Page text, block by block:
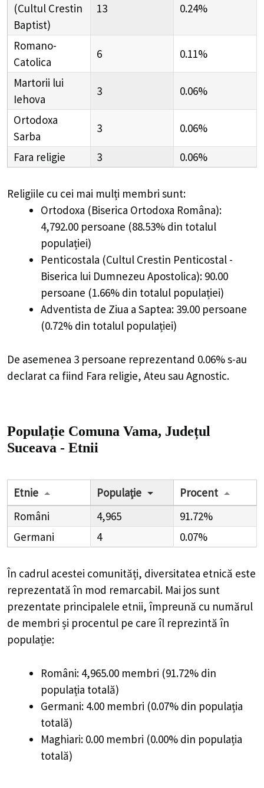
(Cultul Crestin
Baptist)
13 0.24%
Romano-
Catolica
6 0.11%
Martorii lui
Iehova
3 0.06%
Ortodoxa
Sarba
3 0.06%
Fara religie 3 0.06%
Religiile cu cei mai mulți membri sunt:
Ortodoxa (Biserica Ortodoxa Româna):
4,792.00 persoane (88.53% din totalul
populației)
Penticostala (Cultul Crestin Penticostal -
Biserica lui Dumnezeu Apostolica): 90.00
persoane (1.66% din totalul populației)
Adventista de Ziua a Saptea: 39.00 persoane
(0.72% din totalul populației)
De asemenea 3 persoane reprezentand 0.06% s-au
declarat ca fiind Fara religie, Ateu sau Agnostic.
Populație Comuna Vama, Județul
Suceava - Etnii
Etnie Populație
Procent
Români
4,965
91.72%
Germani
4 0.07%
În cadrul acestei comunități, diversitatea etnică este
reprezentată în mod remarcabil. Mai jos sunt
prezentate principalele etnii, împreună cu numărul
de membri și procentul pe care îl reprezintă în
populație:
Români: 4,965.00 membri (91.72% din
populația totală)
Germani: 4.00 membri (0.07% din populația
totală)
Maghiari: 0.00 membri (0.00% din populația
totală)